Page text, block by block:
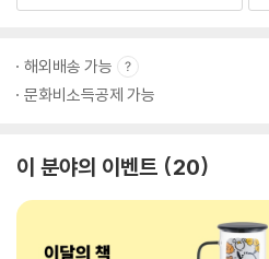
해외배송 가능
문화비소득공제 가능
이 분야의 이벤트 20